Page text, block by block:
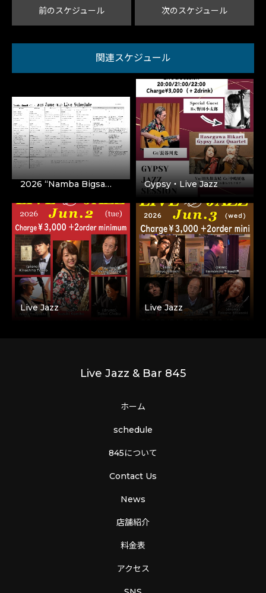
前のスケジュール 次のスケジュール
関連スケジュール
2026 “Namba Bigsa… Gypsy・Live Jazz
Live Jazz Live Jazz
Live Jazz & Bar 845
ホーム
schedule
845について
Contact Us
News
店舗紹介
料金表
アクセス